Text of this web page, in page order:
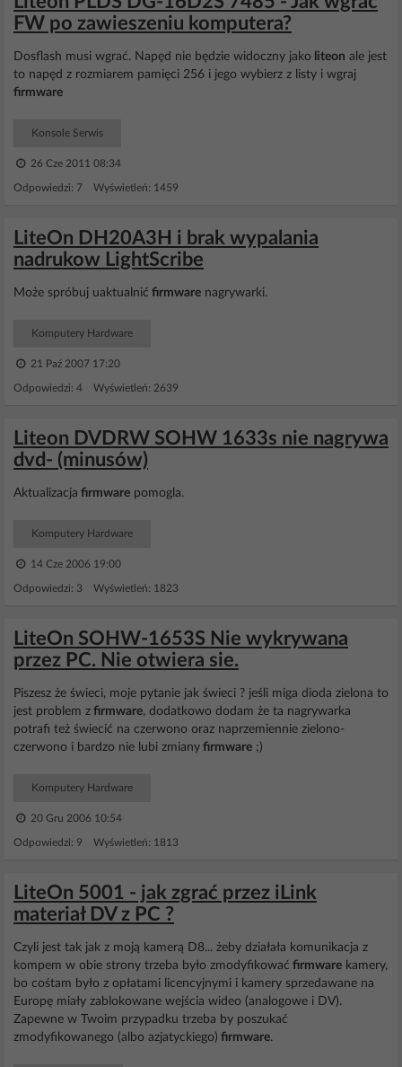
FW po zawieszeniu komputera?
Dosflash musi wgrać. Napęd nie będzie widoczny jako liteon ale jest
to napęd z rozmiarem pamięci 256 i jego wybierz z listy i wgraj
firmware
Konsole Serwis
26 Cze 2011 08:34
Odpowiedzi: 7 Wyświetleń: 1459
LiteOn DH20A3H i brak wypalania
nadrukow LightScribe
Może spróbuj uaktualnić firmware nagrywarki.
Komputery Hardware
21 Paź 2007 17:20
Odpowiedzi: 4 Wyświetleń: 2639
Liteon DVDRW SOHW 1633s nie nagrywa
dvd- (minusów)
Aktualizacja firmware pomogla.
Komputery Hardware
14 Cze 2006 19:00
Odpowiedzi: 3 Wyświetleń: 1823
LiteOn SOHW-1653S Nie wykrywana
przez PC. Nie otwiera sie.
Piszesz że świeci, moje pytanie jak świeci ? jeśli miga dioda zielona to
jest problem z firmware, dodatkowo dodam że ta nagrywarka
potrafi też świecić na czerwono oraz naprzemiennie zielono-
czerwono i bardzo nie lubi zmiany firmware ;)
Komputery Hardware
20 Gru 2006 10:54
Odpowiedzi: 9 Wyświetleń: 1813
LiteOn 5001 - jak zgrać przez iLink
materiał DV z PC ?
Czyli jest tak jak z moją kamerą D8... żeby działała komunikacja z
kompem w obie strony trzeba było zmodyfikować firmware kamery,
bo cośtam było z opłatami licencyjnymi i kamery sprzedawane na
Europę miały zablokowane wejścia wideo (analogowe i DV).
Zapewne w Twoim przypadku trzeba by poszukać
zmodyfikowanego (albo azjatyckiego) firmware.